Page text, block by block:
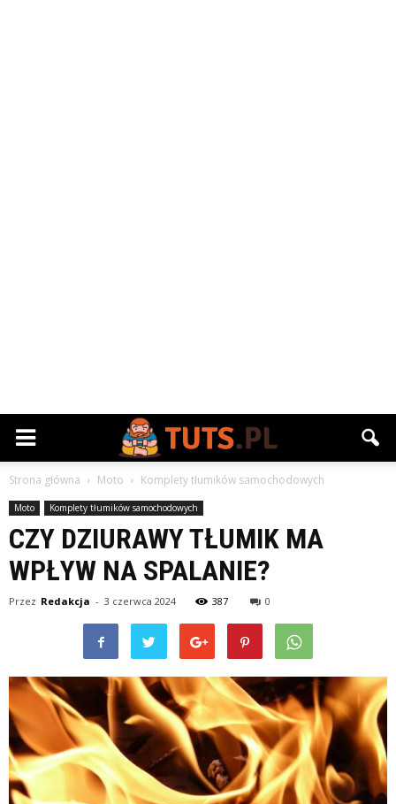
Strona główna Moto Komplety tłumików samochodowych
Moto Komplety tłumików samochodowych
CZY DZIURAWY TŁUMIK MA
WPŁYW NA SPALANIE?
Przez Redakcja - 3 czerwca 2024 387 0